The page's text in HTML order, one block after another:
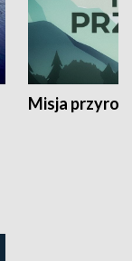
Misja